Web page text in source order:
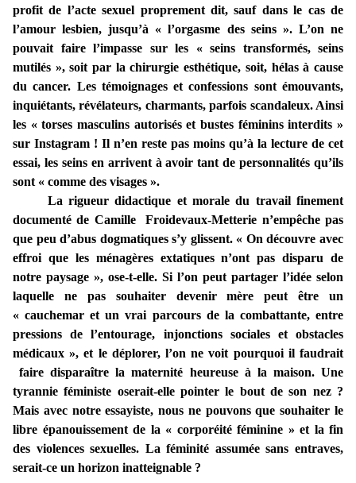
profit de l’acte sexuel proprement dit, sauf dans le cas de
l’amour lesbien, jusqu’à « l’orgasme des seins ». L’on ne
pouvait faire l’impasse sur les « seins transformés, seins
mutilés », soit par la chirurgie esthétique, soit, hélas à cause
du cancer. Les témoignages et confessions sont émouvants,
inquiétants, révélateurs, charmants, parfois scandaleux. Ainsi
les « torses masculins autorisés et bustes féminins interdits »
sur Instagram ! Il n’en reste pas moins qu’à la lecture de cet
essai, les seins en arrivent à avoir tant de personnalités qu’ils
sont « comme des visages ».
La rigueur didactique et morale du travail finement
documenté de Camille Froidevaux-Metterie n’empêche pas
que peu d’abus dogmatiques s’y glissent. « On découvre avec
effroi que les ménagères extatiques n’ont pas disparu de
notre paysage », ose-t-elle. Si l’on peut partager l’idée selon
laquelle ne pas souhaiter devenir mère peut être un
« cauchemar et un vrai parcours de la combattante, entre
pressions de l’entourage, injonctions sociales et obstacles
médicaux », et le déplorer, l’on ne voit pourquoi il faudrait
faire disparaître la maternité heureuse à la maison. Une
tyrannie féministe oserait-elle pointer le bout de son nez ?
Mais avec notre essayiste, nous ne pouvons que souhaiter le
libre épanouissement de la « corporéité féminine » et la fin
des violences sexuelles. La féminité assumée sans entraves,
serait-ce un horizon inatteignable ?